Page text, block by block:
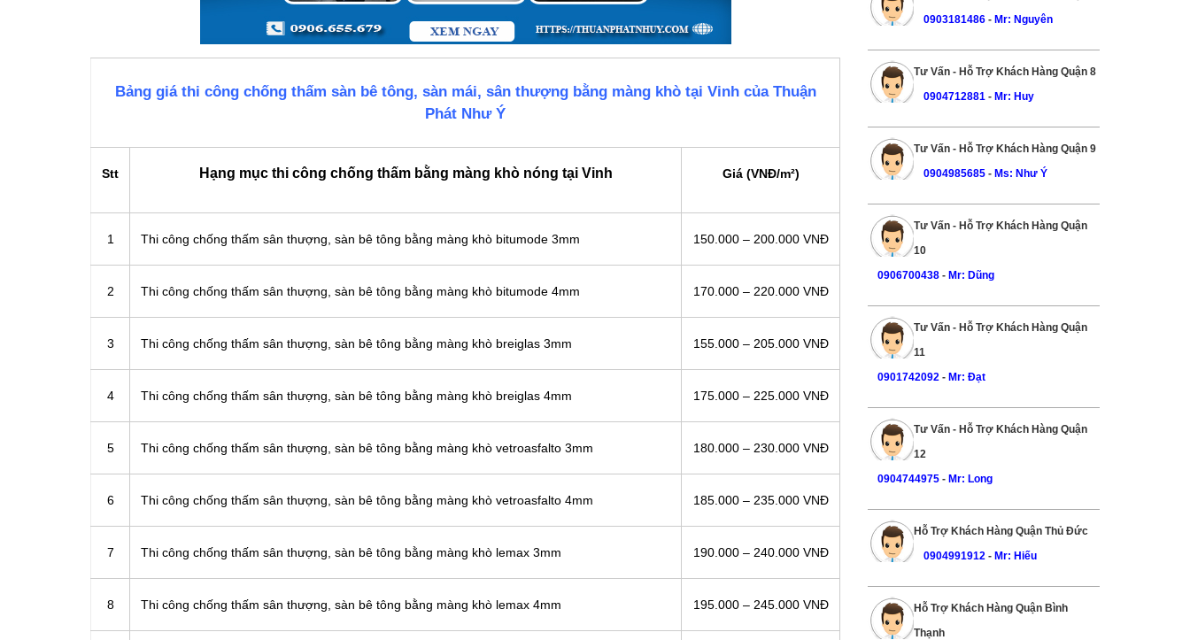
Bảng giá thi công chống thấm sàn bê tông, sàn mái, sân thượng bằng màng khò tại Vinh của Thuận
Phát Như Ý
Stt Hạng mục thi công chống thấm bằng màng khò nóng tại Vinh Giá (VNĐ/m²)
1 Thi công chống thấm sân thượng, sàn bê tông bằng màng khò bitumode 3mm 150.000 – 200.000 VNĐ
2 Thi công chống thấm sân thượng, sàn bê tông bằng màng khò bitumode 4mm 170.000 – 220.000 VNĐ
3 Thi công chống thấm sân thượng, sàn bê tông bằng màng khò breiglas 3mm 155.000 – 205.000 VNĐ
4 Thi công chống thấm sân thượng, sàn bê tông bằng màng khò breiglas 4mm 175.000 – 225.000 VNĐ
5 Thi công chống thấm sân thượng, sàn bê tông bằng màng khò vetroasfalto 3mm 180.000 – 230.000 VNĐ
6 Thi công chống thấm sân thượng, sàn bê tông bằng màng khò vetroasfalto 4mm 185.000 – 235.000 VNĐ
7 Thi công chống thấm sân thượng, sàn bê tông bằng màng khò lemax 3mm 190.000 – 240.000 VNĐ
8 Thi công chống thấm sân thượng, sàn bê tông bằng màng khò lemax 4mm 195.000 – 245.000 VNĐ
0903181486 - Mr: Nguyên
Tư Vấn - Hỗ Trợ Khách Hàng Quận 8
0904712881 - Mr: Huy
Tư Vấn - Hỗ Trợ Khách Hàng Quận 9
0904985685 - Ms: Như Ý
Tư Vấn - Hỗ Trợ Khách Hàng Quận
10
0906700438- Mr: Dũng
Tư Vấn - Hỗ Trợ Khách Hàng Quận
11
0901742092 - Mr: Đạt
Tư Vấn - Hỗ Trợ Khách Hàng Quận
12
0904744975- Mr: Long
Hỗ Trợ Khách Hàng Quận Thủ Đức
0904991912 - Mr: Hiếu
Hỗ Trợ Khách Hàng Quận Bình
Thạnh